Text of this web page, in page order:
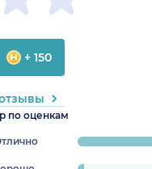
по оценкам
progress:
+ 150